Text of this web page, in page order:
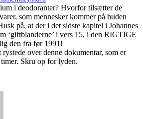
i deodoranter? Hvorfor tilsætter de
som mennesker kommer på huden
på, at der i det sidste kapitel i Johannes
‘giftblanderne’ i vers 15, i den RIGTIGE
den fra før 1991!
over denne dokumentar, som er
Skru op for lyden.